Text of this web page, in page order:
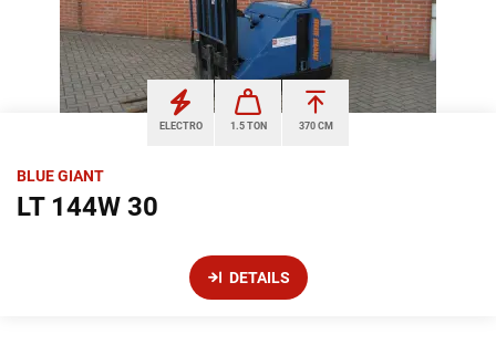
ELECTRO 1.5 TON 370 CM
BLUE GIANT
LT 144W 30
DETAILS